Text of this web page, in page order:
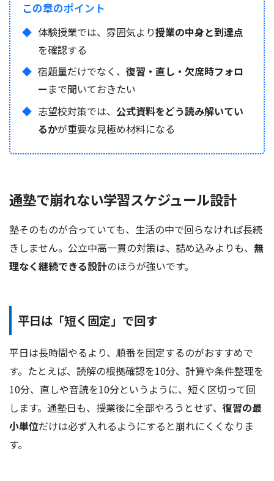
この章のポイント
体験授業では、雰囲気より授業の中身と到達点
を確認する
宿題量だけでなく、 復習・直し・欠席時フォロ
ー まで聞いておきたい
志望校対策では、 公式資料をどう読み解いてい
るかが重要な見極め材料になる
通塾で崩れない学習スケジュール設計
塾そのものが合っていても、生活の中で回らなければ長続
きしません。公立中高一貫の対策は、詰め込みよりも、 無
理なく継続できる設計のほうが強いです。
平日は「短く固定」で回す
平日は長時間やるより、順番を固定するのがおすすめで
す。たとえば、読解の根拠確認を10分、計算や条件整理を
10分、直しや音読を10分というように、短く区切って回
します。通塾日も、授業後に全部やろうとせず、 復習の最
小単位だけは必ず入れるようにすると崩れにくくなりま
す。